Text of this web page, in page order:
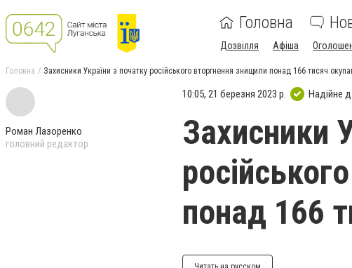
Головна
Дозвілля Афіша
Головна Захисники України з початку російського вторгнення знищили понад 166 тисяч
Роман Лазоренко
головний редактор
10:05, 21 березня 2023 р. Надійне
Захисники
понад 166